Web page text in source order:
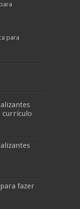
para
currículo
fazer